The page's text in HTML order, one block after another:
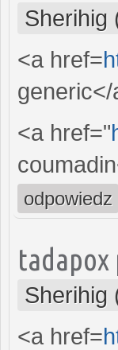
Sherihig
<a href=
generic</
<a href="
odpowiedz
tadapox
Sherihig
<a href=